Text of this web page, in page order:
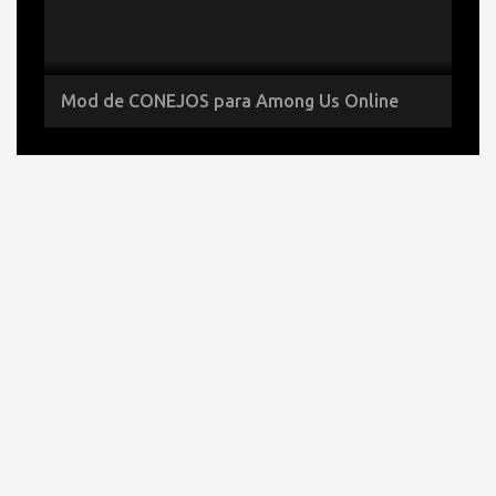
Mod de CONEJOS para Among Us Online